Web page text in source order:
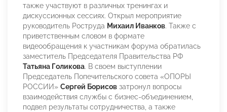
также участвуют в различных тренингах и
дискуссионных сессиях. Открыл мероприятие
руководитель Роструда Михаил Иванков. Также с
приветственным словом в формате
видеообращения к участникам форума обратилась
заместитель Председателя Правительства РФ
Татьяна Голикова. В своем выступлении
Председатель Попечительского совета «ОПОРЫ
РОССИИ» Сергей Борисов затронул вопросы
взаимодействия службы с бизнес-объединением,
подвел результаты сотрудничества, а также